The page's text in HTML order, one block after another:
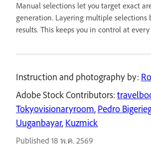
Manual selections let you target exact
generation. Layering multiple selections
results. This keeps you in control at every
Instruction and photography by:
Adobe Stock Contributors:
Tokyovisionaryroom, Pedro
Uuganbayar, Kuzmick
Published 18 พ.ค. 2569